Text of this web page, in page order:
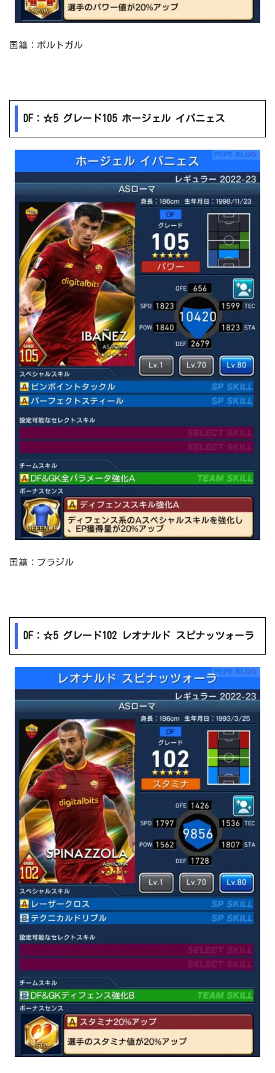
国籍：ポルトガル
DF：☆5 グレード105 ホージェル イバニェス
国籍：ブラジル
DF：☆5 グレード102 レオナルド スピナッツォーラ